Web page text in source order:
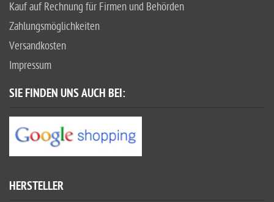
Kauf auf Rechnung für Firmen und Behörden
Zahlungsmöglichkeiten
Versandkosten
Impressum
SIE FINDEN UNS AUCH BEI:
HERSTELLER